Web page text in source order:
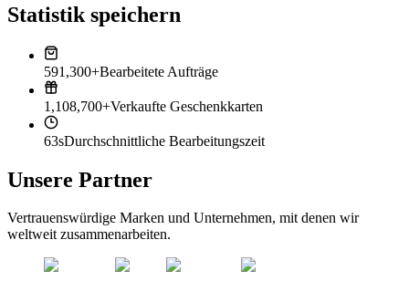
Statistik speichern
591,300+Bearbeitete Aufträge
1,108,700+Verkaufte Geschenkkarten
63sDurchschnittliche Bearbeitungszeit
Unsere Partner
Vertrauenswürdige Marken und Unternehmen, mit denen wir
weltweit zusammenarbeiten.